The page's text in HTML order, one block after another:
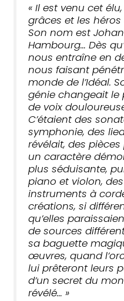
« Il est venu cet
grâces et les
Son nom est
Hambourg… Dès
nous entraîne en
nous faisant
monde de l’Idéal.
génie changeait le
de voix
C’étaient des
symphonie, des
révélait, des
un caractère
plus séduisante,
piano et violon,
instruments à
créations, si
qu’elles
de sources
sa baguette
œuvres, quand
lui prêteront leurs
d’un secret du
révélé… »